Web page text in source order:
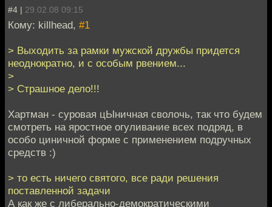
#4 | 29.02.08 09:15
Кому: killhead, #1
> Выходить за рамки мужской дружбы придется
неоднократно, и с особым рвением...
>
> Страшное дело!!!
Хартман - суровая цЫничная сволочь, так что будем
смотреть на яростное огуливание всех подряд, в
особо циничной форме с применением подручных
средств :)
> то есть ничего святого, все ради решения
поставленной задачи
А как же с либерально-демократическими